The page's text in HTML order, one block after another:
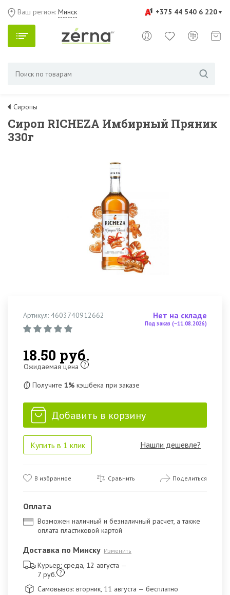
+375 44 540 6 220
Ваш регион: Минск
Сиропы
Сироп RICHEZA Имбирный Пряник
330г
Артикул: 4603740912662 Нет на складе
Под заказ (~11.08.2026)
18.50 руб.
Ожидаемая цена ?
Получите 1% кэшбека при заказе
Добавить в корзину
Купить в 1 клик Нашли дешевле?
В избранное Сравнить Поделиться
Оплата
Возможен наличный и безналичный расчет, а также
оплата пластиковой картой
Доставка по Минску Изменить
Курьер: среда, 12 августа —
7 руб. ?
Самовывоз: вторник, 11 августа — бесплатно